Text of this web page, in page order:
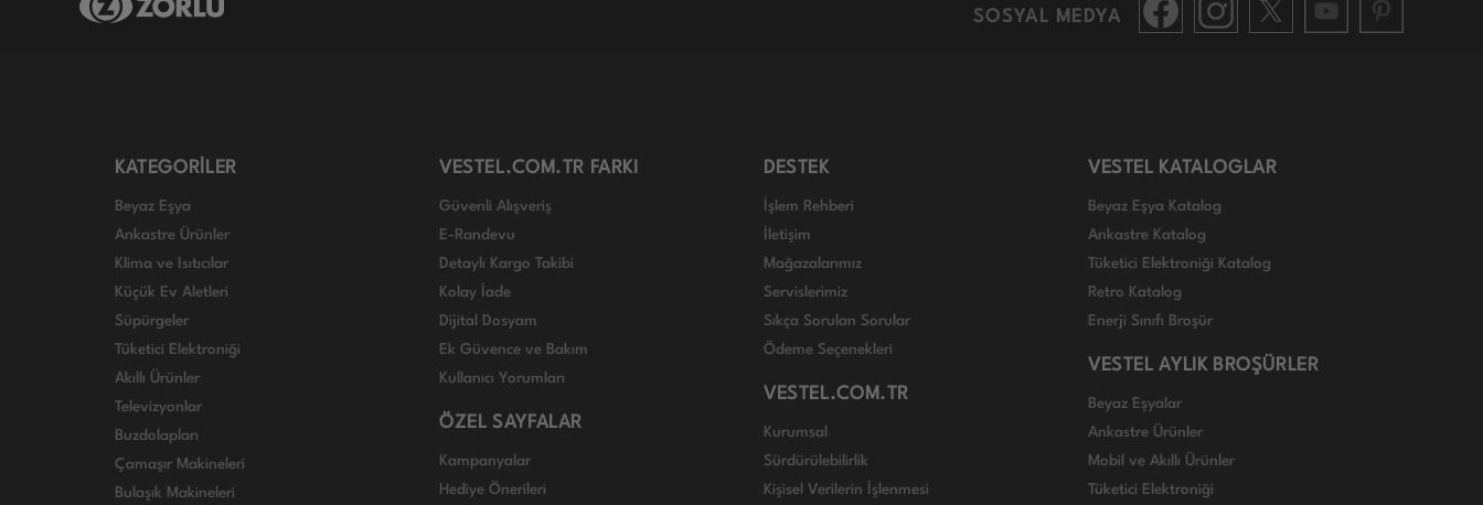
SOSYAL MEDYA
KATEGORİLER
Beyaz Eşya
Ankastre Ürünler
Klima ve Isıtıcılar
Küçük Ev Aletleri
Süpürgeler
Tüketici Elektroniği
Akıllı Ürünler
Televizyonlar
Buzdolapları
Çamaşır Makineleri
Bulaşık Makineleri
VESTEL.COM.TR FARKI
Güvenli Alışveriş
E-Randevu
Detaylı Kargo Takibi
Kolay İade
Dijital Dosyam
Ek Güvence ve Bakım
Kullanıcı Yorumları
ÖZEL SAYFALAR
Kampanyalar
Hediye Önerileri
DESTEK
İşlem Rehberi
İletişim
Mağazalarımız
Servislerimiz
Sıkça Sorulan Sorular
Ödeme Seçenekleri
VESTEL.COM.TR
Kurumsal
Sürdürülebilirlik
Kişisel Verilerin İşlenmesi
VESTEL KATALOGLAR
Beyaz Eşya Katalog
Ankastre Katalog
Tüketici Elektroniği Katalog
Retro Katalog
Enerji Sınıfı Broşür
VESTEL AYLIK BROŞÜRLER
Beyaz Eşyalar
Ankastre Ürünler
Mobil ve Akıllı Ürünler
Tüketici Elektroniği